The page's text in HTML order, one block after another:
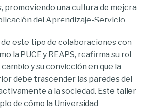
promoviendo una cultura de mejora
del Aprendizaje-Servicio.
de este tipo de colaboraciones con
la PUCE y REAPS, reafirma su rol
y su convicción en que la
debe trascender las paredes del
a la sociedad. Este taller
de cómo la Universidad